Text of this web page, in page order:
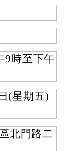
9時至下午
(星期五)
北門路二